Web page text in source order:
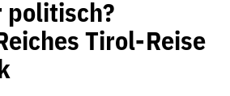
politisch?
Tirol-Reise